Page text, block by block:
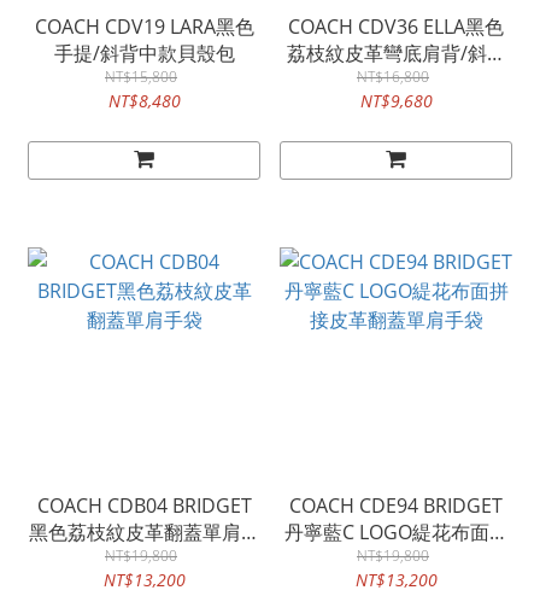
COACH CDV19 LARA黑色
手提/斜背中款貝殼包
NT$15,800
NT$8,480
COACH CDV36 ELLA黑色
荔枝紋皮革彎底肩背/斜背
包(中)
NT$16,800
NT$9,680
COACH CDB04 BRIDGET
黑色荔枝紋皮革翻蓋單肩手
袋
NT$19,800
NT$13,200
COACH CDE94 BRIDGET
丹寧藍C LOGO緹花布面拼
接皮革翻蓋單肩手袋
NT$19,800
NT$13,200